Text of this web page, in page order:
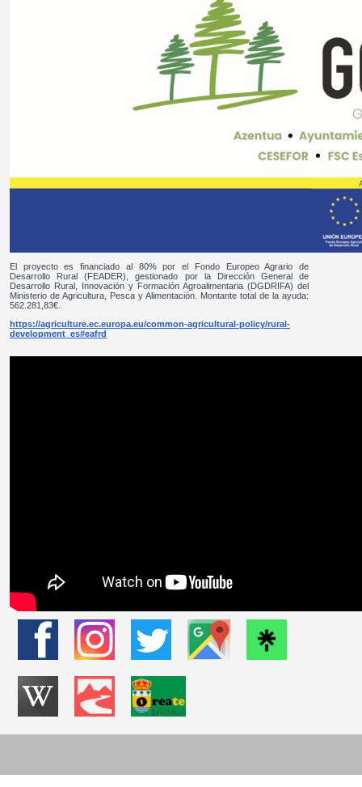
El proyecto es financiado al 80% por el Fondo Europeo Agrario de
Desarrollo Rural (FEADER), gestionado por la Dirección General de
Desarrollo Rural, Innovación y Formación Agroalimentaria (DGDRIFA) del
Ministerio de Agricultura, Pesca y Alimentación. Montante total de la ayuda:
562.281,83€.
https://agriculture.ec.europa.eu/common-agricultural-policy/rural-
development_es#eafrd